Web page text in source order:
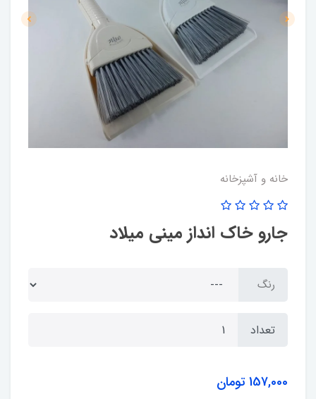
خانه و آشپزخانه
جارو خاک انداز مینی میلاد
رنگ
تعداد
157,000تومان